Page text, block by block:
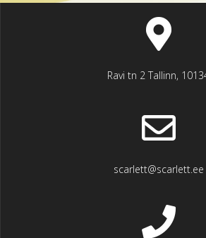
Ravi tn 2 Tallinn,
scarlett@scarlett.ee